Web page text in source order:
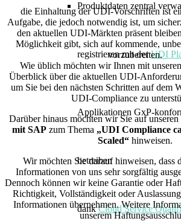
Produktdaten zentral
registrieren mit derUDI
Applikationen GxP-
betreiben
dankCloud Service
die Einhaltung der UDI-Vorschriften ist
Aufgabe, die jedoch notwendig ist, um
den aktuellen UDI-Märkten präsent
Möglichkeit gibt, sich auf kommende,
vorzubereiten.
Wie üblich möchten wir Ihnen mit
Überblick über die aktuellen UDI-
um Sie bei den nächsten Schritten auf dem
UDI-Compliance zu
Darüber hinaus möchten wir Sie auf unseren
mit SAPzum Thema „UDI Compliance
Scaled“ hinweisen.
Wir möchten Sie darauf hinweisen, dass
Informationen von uns sehr sorgfältig
Dennoch können wir keine Garantie oder
Richtigkeit, Vollständigkeit oder
Informationen übernehmen. Weitere
unserem